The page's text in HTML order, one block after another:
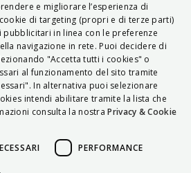
ENGLISH
FRENCH
HUNGARIAN
DEUTSCH
POLSKI
PORTUGUÊS
e migliorare l’esperienza di
di targeting (propri e di terze parti)
pubblicitari in linea con le preferenze
navigazione in rete. Puoi decidere di
"Accetta tutti i cookies" o
al funzionamento del sito tramite
In alternativa puoi selezionare
intendi abilitare tramite la lista che
consulta la nostra Privacy & Cookie
PERFORMANCE